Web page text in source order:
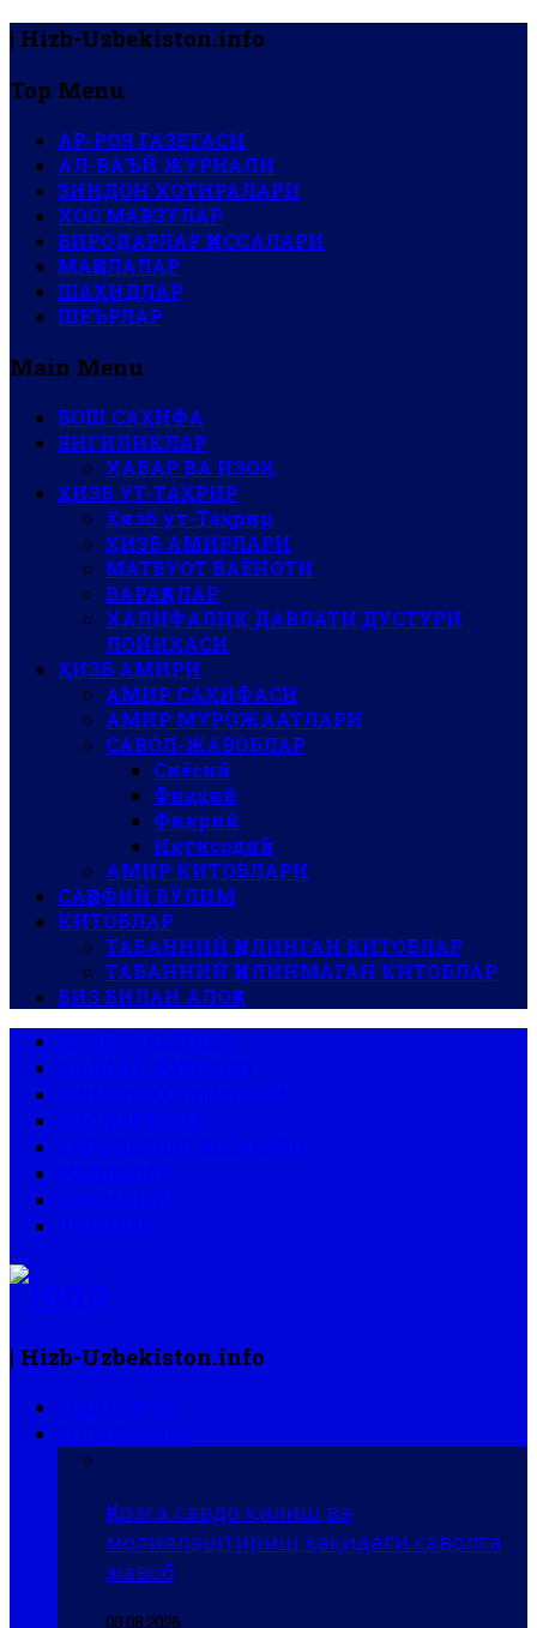
| Hizb-Uzbekiston.info
Top Menu
АР-РОЯ ГАЗЕТАСИ
АЛ-ВАЪЙ ЖУРНАЛИ
ЗИНДОН ХОТИРАЛАРИ
ХОС МАВЗУЛАР
БИРОДАРЛАР ҚИССАЛАРИ
МАҚОЛАЛАР
ШАҲИДЛАР
ШЕЪРЛАР
Main Menu
БОШ САҲИФА
ЯНГИЛИКЛАР
ХАБАР ВА ИЗОҲ
ҲИЗБ УТ-ТАҲРИР
Ҳизб ут-Таҳрир
ҲИЗБ АМИРЛАРИ
МАТБУОТ БАЁНОТИ
ВАРАҚАЛАР
ХАЛИФАЛИК ДАВЛАТИ ДУСТУРИ
ЛОЙИҲАСИ
ҲИЗБ АМИРИ
АМИР САҲИФАСИ
АМИР МУРОЖААТЛАРИ
САВОЛ-ЖАВОБЛАР
Сиёсий
Фиқҳий
Фикрий
Иқтисодий
АМИР КИТОБЛАРИ
САҚОФИЙ БЎЛИМ
КИТОБЛАР
ТАБАННИЙ ҚИЛИНГАН КИТОБЛАР
ТАБАННИЙ ҚИЛИНМАГАН КИТОБЛАР
БИЗ БИЛАН АЛОҚА
| Hizb-Uzbekiston.info
Қарзга савдо қилиш ва
молиялаштириш ҳақидаги саволга
жавоб
09.08.2026